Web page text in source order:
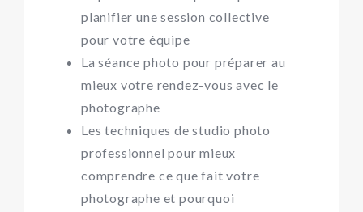
planifier une session collective
pour votre équipe
Laséance photo pour préparer au
mieux votre rendez-vous avec le
photographe
Lestechniques de studio photo
professionnel pour mieux
comprendre ce que fait votre
photographe et pourquoi